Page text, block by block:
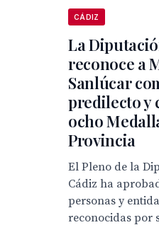
CÁDIZ
La
reconoce a
Sanlúcar
predilecto y
ocho
Provincia
El Pleno de la
Cádiz ha
personas y
reconocidas por